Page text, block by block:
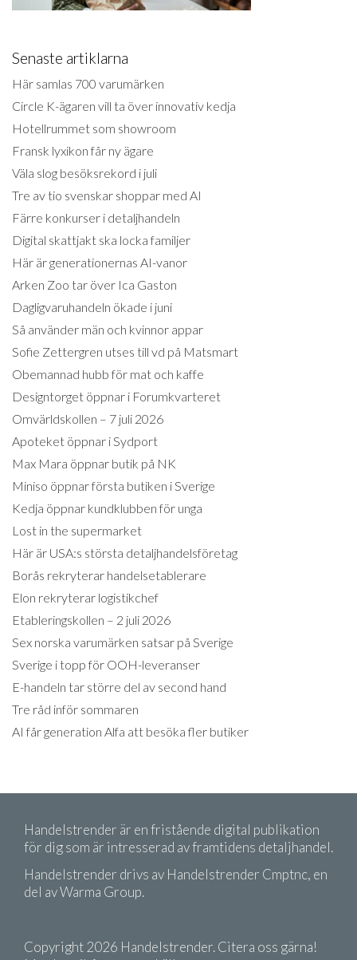
Senaste artiklarna
Här samlas 700 varumärken
Circle K-ägaren vill ta över innovativ kedja
Hotellrummet som showroom
Fransk lyxikon får ny ägare
Väla slog besöksrekord i juli
Tre av tio svenskar shoppar med AI
Färre konkurser i detaljhandeln
Digital skattjakt ska locka familjer
Här är generationernas AI-vanor
Arken Zoo tar över Ica Gaston
Dagligvaruhandeln ökade i juni
Så använder män och kvinnor appar
Sofie Zettergren utses till vd på Matsmart
Obemannad hubb för mat och kaffe
Designtorget öppnar i Forumkvarteret
Omvärldskollen – 7 juli 2026
Apoteket öppnar i Sydport
Max Mara öppnar butik på NK
Miniso öppnar första butiken i Sverige
Kedja öppnar kundklubben för unga
Lost in the supermarket
Här är USA:s största detaljhandelsföretag
Borås rekryterar handelsetablerare
Elon rekryterar logistikchef
Etableringskollen – 2 juli 2026
Sex norska varumärken satsar på Sverige
Sverige i topp för OOH-leveranser
E-handeln tar större del av second hand
Tre råd inför sommaren
AI får generation Alfa att besöka fler butiker
Handelstrender är en fristående digital publikation
för dig som är intresserad av framtidens detaljhandel.
Handelstrender drivs av Handelstrender Cmptnc, en
del av Warma Group.
Copyright 2026 Handelstrender. Citera oss gärna!